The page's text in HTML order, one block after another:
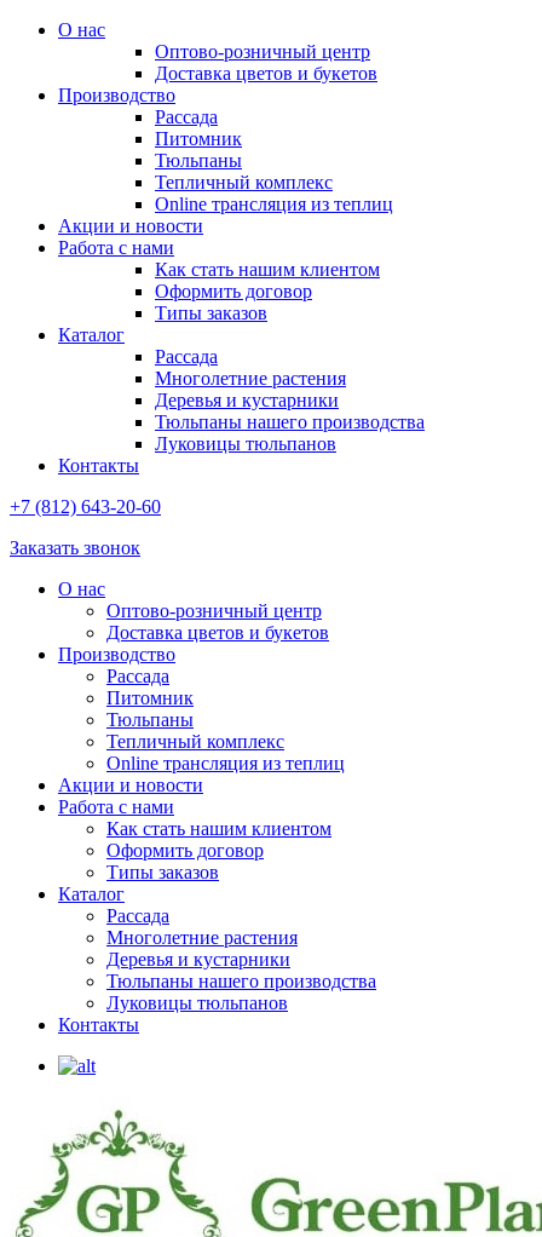
О нас
Оптово-розничный центр
Доставка цветов и букетов
Производство
Рассада
Питомник
Тюльпаны
Тепличный комплекс
Online трансляция из теплиц
Акции и новости
Работа с нами
Как стать нашим клиентом
Оформить договор
Типы заказов
Каталог
Рассада
Многолетние растения
Деревья и кустарники
Тюльпаны нашего производства
Луковицы тюльпанов
Контакты
+7 (812) 643-20-60
Заказать звонок
О нас
Оптово-розничный центр
Доставка цветов и букетов
Производство
Рассада
Питомник
Тюльпаны
Тепличный комплекс
Online трансляция из теплиц
Акции и новости
Работа с нами
Как стать нашим клиентом
Оформить договор
Типы заказов
Каталог
Рассада
Многолетние растения
Деревья и кустарники
Тюльпаны нашего производства
Луковицы тюльпанов
Контакты